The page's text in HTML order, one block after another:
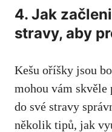
4. Jak
stravy, ⁣aby
Kešu oříšky⁣ jsou
mohou vám skvěle
do⁣ své stravy
několik tipů, jak